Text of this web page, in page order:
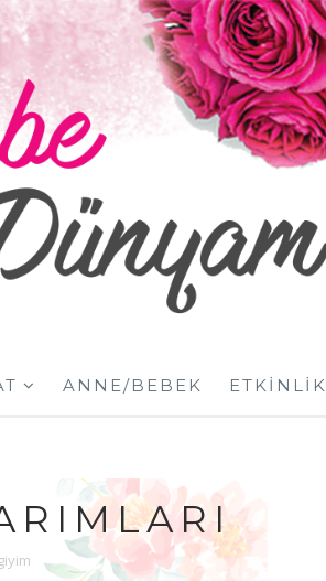
ANNE/BEBEK ETKINLIK